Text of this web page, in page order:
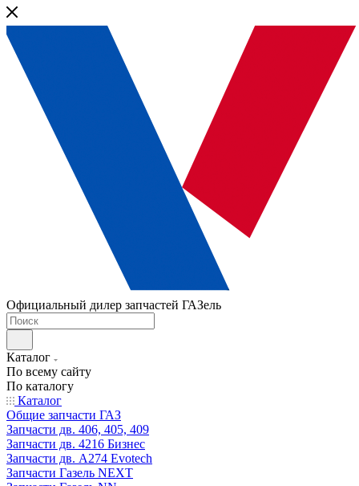
Официальный дилер запчастей ГАЗель
Каталог
По всему сайту
По каталогу
Каталог
Общие запчасти ГАЗ
Запчасти дв. 406, 405, 409
Запчасти дв. 4216 Бизнес
Запчасти дв. A274 Evotech
Запчасти Газель NEXT